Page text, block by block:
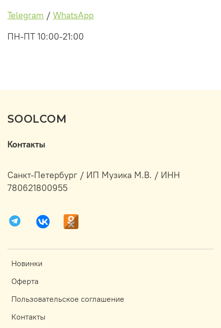
Telegram / WhatsApp
ПН-ПТ 10:00-21:00
SOOLCOM
Новинки
Оферта
Пользовательское соглашение
Контакты
Контакты
Санкт-Петербург / ИП Музика М.В. / ИНН
780621800955